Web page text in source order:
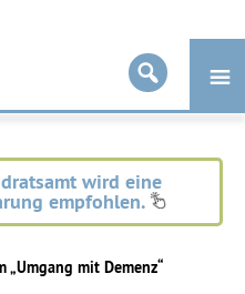
wird eine
empfohlen.
mit Demenz“